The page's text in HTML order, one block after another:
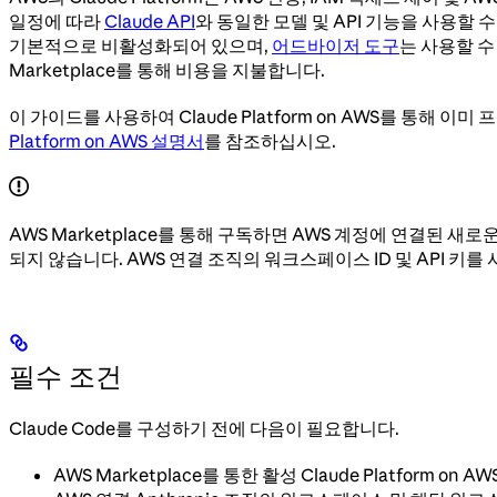
일정에 따라Claude API와 동일한 모델 및 API 기능을 사용할
기본적으로 비활성화되어 있으며, 어드바이저 도구는 사용할
Marketplace를 통해 비용을 지불합니다.
이 가이드를 사용하여 Claude Platform on AWS를 통해 이미
Platform on AWS 설명서를 참조하십시오.
AWS Marketplace를 통해 구독하면 AWS 계정에 연결된 새
되지 않습니다. AWS 연결 조직의 워크스페이스 ID 및 API 키
필수 조건
Claude Code를 구성하기 전에 다음이 필요합니다.
AWS Marketplace를 통한 활성 Claude Platform on